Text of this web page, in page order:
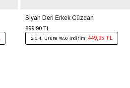
Siyah Deri Erkek Cüzdan
899,90 TL
2.3.4. Ürüne %50 İndirim: 449,95 TL